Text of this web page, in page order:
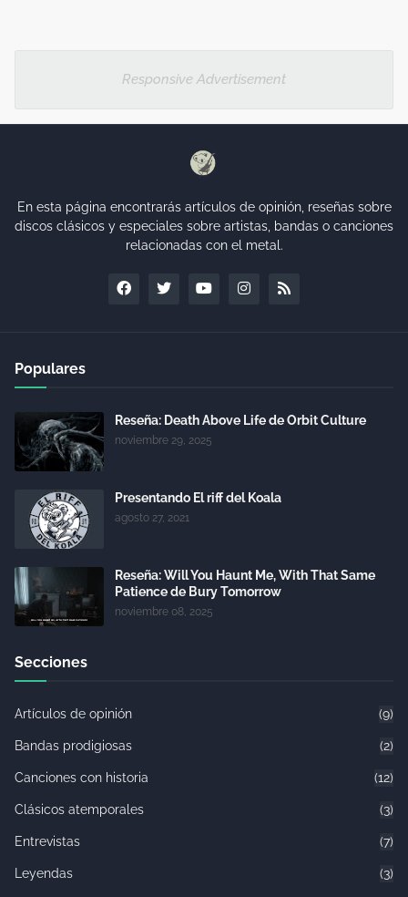
Responsive Advertisement
En esta página encontrarás artículos de opinión, reseñas sobre
discos clásicos y especiales sobre artistas, bandas o canciones
relacionadas con el metal.
Populares
Reseña: Death Above Life de Orbit Culture
noviembre 29, 2025
Presentando El riff del Koala
agosto 27, 2021
Reseña: Will You Haunt Me, With That Same
Patience de Bury Tomorrow
noviembre 08, 2025
Secciones
Artículos de opinión (9)
Bandas prodigiosas (2)
Canciones con historia (12)
Clásicos atemporales (3)
Entrevistas (7)
Leyendas (3)